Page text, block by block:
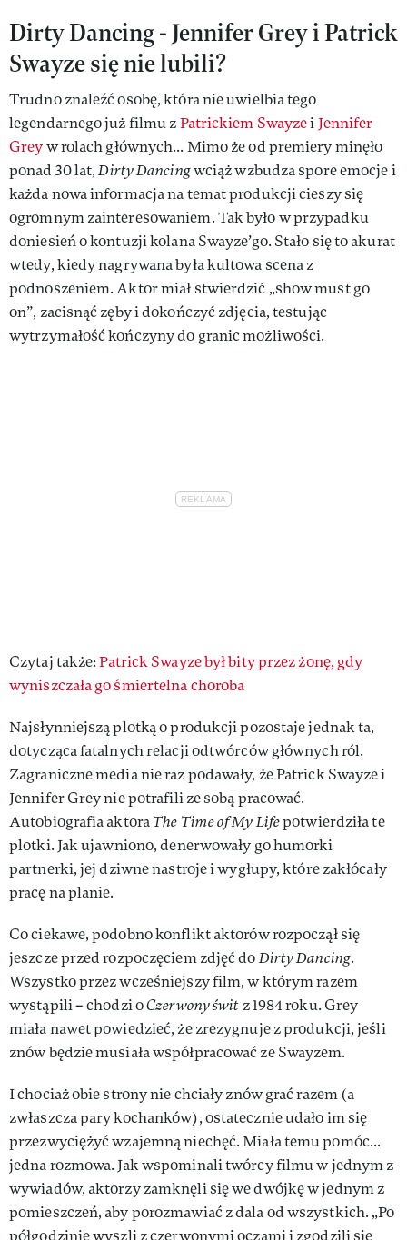
Dirty Dancing - Jennifer Grey i Patrick
Swayze się nie lubili?
Trudno znaleźć osobę, która nie uwielbia tego
legendarnego już filmu zPatrickiem Swayzei Jennifer
Greyw rolach głównych... Mimo że od premiery minęło
ponad 30 lat,Dirty Dancingwciąż wzbudza spore emocje i
każda nowa informacja na temat produkcji cieszy się
ogromnym zainteresowaniem. Tak było w przypadku
doniesień o kontuzji kolana Swayze’go. Stało się to akurat
wtedy, kiedy nagrywana była kultowa scena z
podnoszeniem. Aktor miał stwierdzić „show must go
on”, zacisnąć zęby i dokończyć zdjęcia, testując
wytrzymałość kończyny do granic możliwości.
Czytaj także:Patrick Swayze był bity przez żonę, gdy
wyniszczała go śmiertelna choroba
Najsłynniejszą plotką o produkcji pozostaje jednak ta,
dotycząca fatalnych relacji odtwórców głównych ról.
Zagraniczne media nie raz podawały, że Patrick Swayze i
Jennifer Grey nie potrafili ze sobą pracować.
Autobiografia aktoraThe Time of My Lifepotwierdziła te
plotki. Jak ujawniono, denerwowały go humorki
partnerki, jej dziwne nastroje i wygłupy, które zakłócały
pracę na planie.
Co ciekawe, podobno konflikt aktorów rozpoczął się
jeszcze przed rozpoczęciem zdjęć doDirty Dancing.
Wszystko przez wcześniejszy film, w którym razem
wystąpili – chodzi oCzerwony świt z 1984 roku. Grey
miała nawet powiedzieć, że zrezygnuje z produkcji, jeśli
znów będzie musiała współpracować ze Swayzem.
I chociaż obie strony nie chciały znów grać razem (a
zwłaszcza pary kochanków), ostatecznie udało im się
przezwyciężyć wzajemną niechęć. Miała temu pomóc...
jedna rozmowa. Jak wspominali twórcy filmu w jednym z
wywiadów, aktorzy zamknęli się we dwójkę w jednym z
pomieszczeń, aby porozmawiać z dala od wszystkich. „Po
półgodzinie wyszli z czerwonymi oczami i zgodzili się